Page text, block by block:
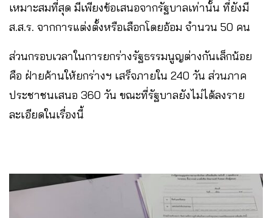
เหมาะสมที่สุด มีเพียงข้อเสนอจากรัฐบาลเท่านั้น ที่ยังมี
ส.ส.ร. จากการแต่งตั้งหรือเลือกโดยอ้อม จำนวน 50 คน
ส่วนกรอบเวลาในการยกร่างรัฐธรรมนูญต่างกันเล็กน้อย
คือ ฝ่ายค้านให้ยกร่างฯ เสร็จภายใน 240 วัน ส่วนภาค
ประชาชนเสนอ 360 วัน ขณะที่รัฐบาลยังไม่ได้ลงราย
ละเอียดในเรื่องนี้